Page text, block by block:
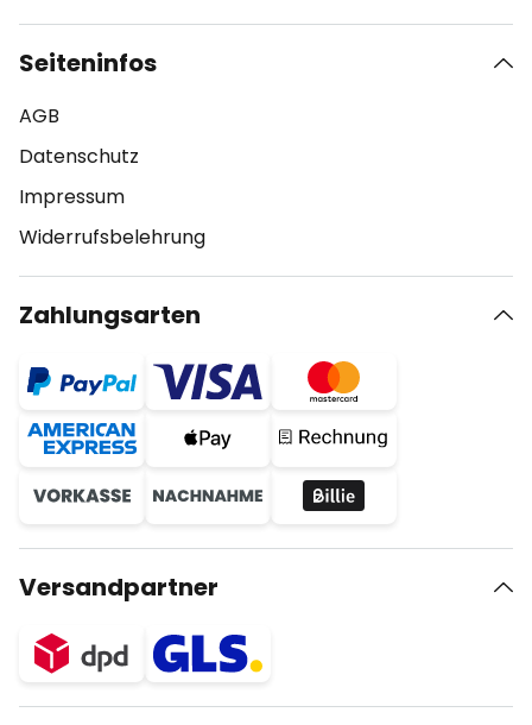
Seiteninfos
AGB
Datenschutz
Impressum
Widerrufsbelehrung
Zahlungsarten
Versandpartner